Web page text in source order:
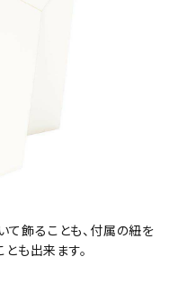
て飾ることも、付属の紐を
も出来ます。